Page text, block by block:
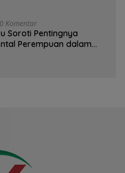
0 Komentar
Soroti Pentingnya
Perempuan dalam